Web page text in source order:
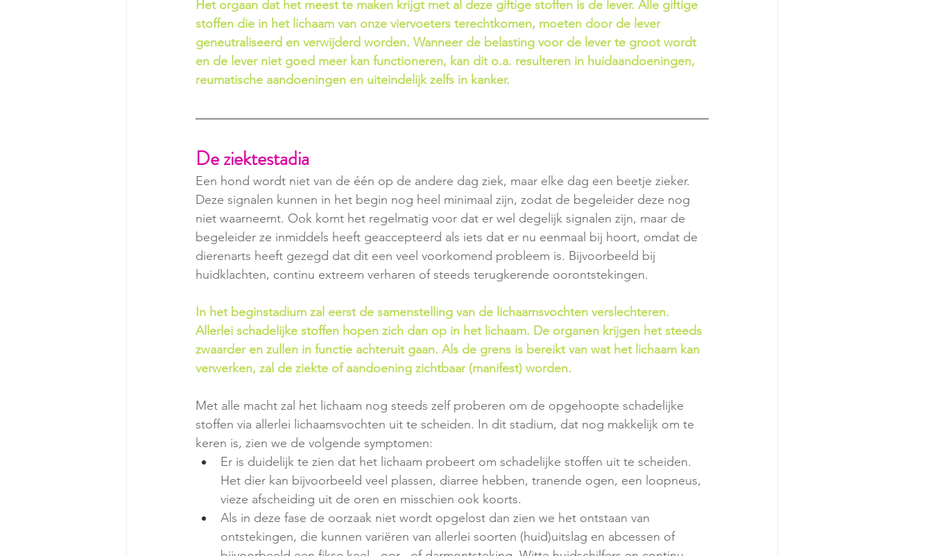
Het orgaan dat het meest te maken krijgt met al deze giftige stoffen is de lever. Alle giftige
stoffen die in het lichaam van onze viervoeters terechtkomen, moeten door de lever
geneutraliseerd en verwijderd worden. Wanneer de belasting voor de lever te groot wordt
en de lever niet goed meer kan functioneren, kan dit o.a. resulteren in huidaandoeningen,
reumatische aandoeningen en uiteindelijk zelfs in kanker.
De ziektestadia
Een hond wordt niet van de één op de andere dag ziek, maar elke dag een beetje zieker.
Deze signalen kunnen in het begin nog heel minimaal zijn, zodat de begeleider deze nog
niet waarneemt. Ook komt het regelmatig voor dat er wel degelijk signalen zijn, maar de
begeleider ze inmiddels heeft geaccepteerd als iets dat er nu eenmaal bij hoort, omdat de
dierenarts heeft gezegd dat dit een veel voorkomend probleem is. Bijvoorbeeld bij
huidklachten, continu extreem verharen of steeds terugkerende oorontstekingen.
In het beginstadium zal eerst de samenstelling van de lichaamsvochten verslechteren.
Allerlei schadelijke stoffen hopen zich dan op in het lichaam. De organen krijgen het steeds
zwaarder en zullen in functie achteruit gaan. Als de grens is bereikt van wat het lichaam kan
verwerken, zal de ziekte of aandoening zichtbaar (manifest) worden.
Met alle macht zal het lichaam nog steeds zelf proberen om de opgehoopte schadelijke
stoffen via allerlei lichaamsvochten uit te scheiden. In dit stadium, dat nog makkelijk om te
keren is, zien we de volgende symptomen:
Er is duidelijk te zien dat het lichaam probeert om schadelijke stoffen uit te scheiden.
Het dier kan bijvoorbeeld veel plassen, diarree hebben, tranende ogen, een loopneus,
vieze afscheiding uit de oren en misschien ook koorts.
Als in deze fase de oorzaak niet wordt opgelost dan zien we het ontstaan van
ontstekingen, die kunnen variëren van allerlei soorten (huid)uitslag en abcessen of